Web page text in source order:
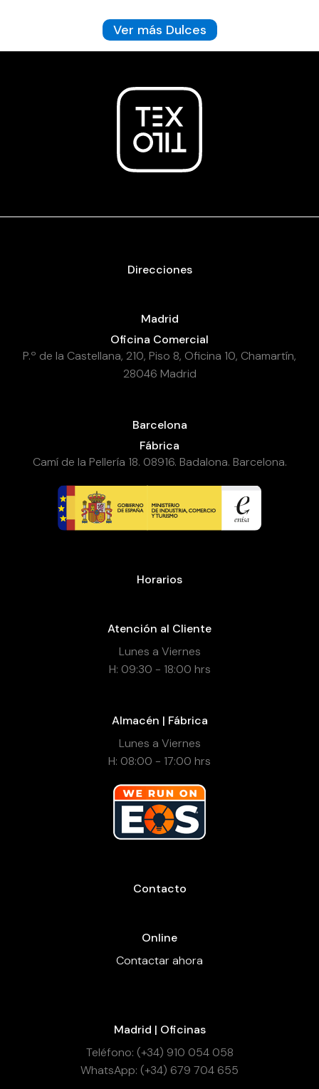
Ver más Dulces
Direcciones
Madrid
Oficina Comercial
P.º de la Castellana, 210, Piso 8, Oficina 10, Chamartín,
28046 Madrid
Barcelona
Fábrica
Camí de la Pellería 18. 08916. Badalona. Barcelona.
Horarios
Atención al Cliente
Lunes a Viernes
H: 09:30 - 18:00 hrs
Almacén | Fábrica
Lunes a Viernes
H: 08:00 - 17:00 hrs
Contacto
Online
Contactar ahora
Madrid | Oficinas
Teléfono: (+34) 910 054 058
WhatsApp: (+34) 679 704 655